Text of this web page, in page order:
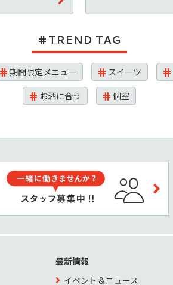
TREND TAG
期間限定メニュー スイーツ
お酒に合う
個室
最新情報
イベント＆ニュース